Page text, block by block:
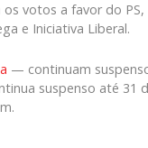
votos a favor do PS,
e Iniciativa Liberal.
— continuam
suspenso até 31